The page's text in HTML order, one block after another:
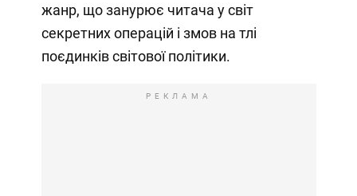
жанр, що занурює читача у світ
секретних операцій і змов на тлі
поєдинків світової політики.
РЕКЛАМА